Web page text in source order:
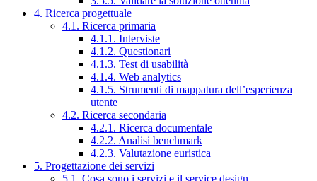
4. Ricerca progettuale
4.1. Ricerca primaria
4.1.1. Interviste
4.1.2. Questionari
4.1.3. Test di usabilità
4.1.4. Web analytics
4.1.5. Strumenti di mappatura dell’esperienza
utente
4.2. Ricerca secondaria
4.2.1. Ricerca documentale
4.2.2. Analisi benchmark
4.2.3. Valutazione euristica
5. Progettazione dei servizi
5.1. Cosa sono i servizi e il service design